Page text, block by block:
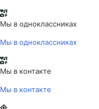
Мы в одноклассниках
Мы в одноклассниках
Мы в контакте
Мы в контакте